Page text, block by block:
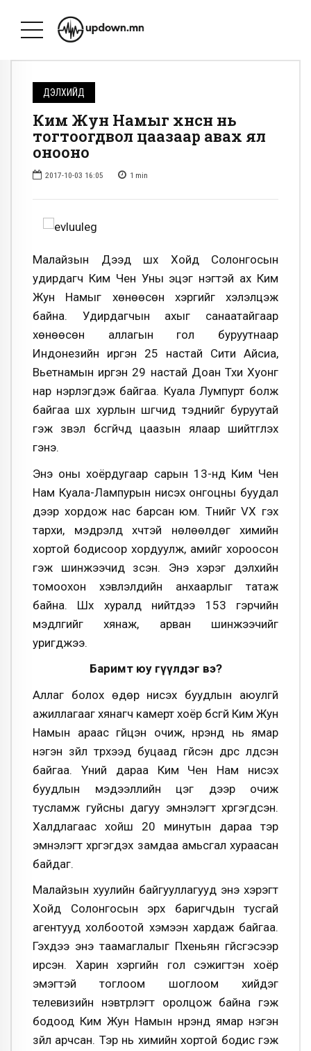
ДЭЛХИЙД
Ким Жун Намыг хөнөөсөн нь
тогтоогдвол цаазаар авах ял
онооно
2017-10-03 16:05 1 min
Малайзын Дээд шүүх Хойд Солонгосын
удирдагч Ким Чен Уны эцэг нэгтэй ах Ким
Жун Намыг хөнөөсөн хэргийг хэлэлцэж
байна. Удирдагчын ахыг санаатайгаар
хөнөөсөн аллагын гол буруутнаар
Индонезийн иргэн 25 настай Сити Айсиа,
Вьетнамын иргэн 29 настай Доан Тхи Хуонг
нар нэрлэгдэж байгаа. Куала Лумпурт болж
байгаа шүүх хурлын шүүгчид тэднийг буруутай
гэж үзвэл бүсгүйчүүд цаазын ялаар шийтгүүлэх
гэнэ.
Энэ оны хоёрдугаар сарын 13-нд Ким Чен
Нам Куала-Лампурын нисэх онгоцны буудал
дээр хордож нас барсан юм. Түүнийг VX гэх
тархи, мэдрэлд хүчтэй нөлөөлдөг химийн
хортой бодисоор хордуулж, амийг хороосон
гэж шинжээчид үзсэн. Энэ хэрэг дэлхийн
томоохон хэвлэлүүдийн анхаарлыг татаж
байна. Шүүх хуралд нийтдээ 153 гэрчийн
мэдүүлгийг хянаж, арван шинжээчийг
уригджээ.
Баримт юу өгүүлдэг вэ?
Аллаг болох өдөр нисэх буудлын аюулгүй
ажиллагааг хянагч камерт хоёр бүсгүй Ким Жун
Намын араас гүйцэн очиж, нүүрэнд нь ямар
нэгэн зүйл түрхээд буцаад гүйсэн дүрс үлдсэн
байгаа. Үүний дараа Ким Чен Нам нисэх
буудлын мэдээллийн цэг дээр очиж
тусламж гуйсны дагуу эмнэлэгт хүргэгдсэн.
Халдлагаас хойш 20 минутын дараа тэр
эмнэлэгт хүргэгдэх замдаа амьсгал хураасан
байдаг.
Малайзын хуулийн байгууллагууд энэ хэрэгт
Хойд Солонгосын эрх баригчдын тусгай
агентууд холбоотой хэмээн хардаж байгаа.
Гэхдээ энэ таамаглалыг Пхеньян үгүйсгэсээр
ирсэн. Харин хэргийн гол сэжигтэн хоёр
эмэгтэй тоглоом шоглоом хийдэг
телевизийн нэвтрүүлэгт оролцож байна гэж
бодоод Ким Жун Намын нүүрэнд ямар нэгэн
зүйл арчсан. Тэр нь химийн хортой бодис гэж